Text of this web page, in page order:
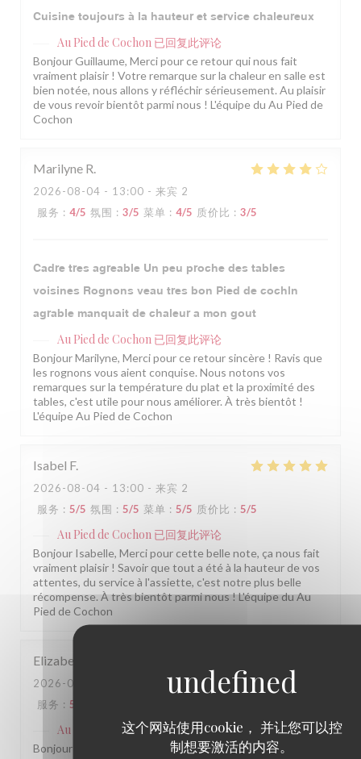
这个网站使用cookie， 并让您可以控
制想要激活的内容。
Cuisine toujours à la hauteur et service chaleureux
Au Pied de Cochon 已回复此评论
Bonjour Guillaume, Merci pour ce retour qui nous fait
vraiment plaisir ! Votre remarque sur la chaleur en salle est
bien notée, nous allons y réfléchir sérieusement. Au plaisir
de vous revoir bientôt parmi nous ! L'équipe du Au Pied de
Cochon
Marilyne R
2026-08-04 - 13:00 - 来宾 2
服务 : 4/5 氛围 : 3/5 菜单 : 4/5 质价比 : 3/5
Cadre tres agreable Un peu proche des tables
voisines Rognons veau tres bon Pied de cochln
agrable manquait de chaleur a mon gout
Au Pied de Cochon 已回复此评论
Bonjour Marilyne, Merci pour ce retour sincère ! Ravis que
les rognons vous aient conquise. Nous notons vos
remarques sur la température du plat et la proximité des
tables, c'est utile pour nous améliorer. À très bientôt !
L'équipe Au Pied de Cochon
Isabel F
2026-08-04 - 13:00 - 来宾 2
服务 : 5/5 氛围 : 5/5 菜单 : 5/5 质价比 : 5/5
Au Pied de Cochon 已回复此评论
Bonjour Isabelle, Merci pour cette belle note, ça nous fait
vraiment plaisir ! Savoir que tout a été à la hauteur de vos
attentes, du service à l'assiette, c'est notre plus belle
récompense. À très bientôt parmi nous ! L'équipe du Au
Pied de Cochon
Elizabeth
2026-08-01
- 12:00 - 来宾 12
服务 : 5
Au Pied de Cochon已回复此评论
Bonjour Elizabeth, Merci pour ce beau retour ! Ravies de